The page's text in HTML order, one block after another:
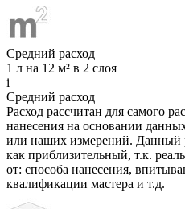
Средний расход
1 л на 12 м² в 2 слоя
i
Средний расход
Расход рассчитан для самого
нанесения на основании
или наших измерений. Данный
как приблизительный, т.к.
от: способа нанесения,
квалификации мастера и т.д.